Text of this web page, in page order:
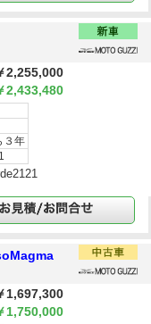
2,255,000
2,433,480
３年
1,697,300
1,750,000